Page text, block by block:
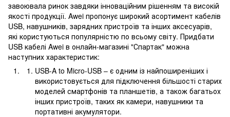
завоювала ринок завдяки інноваційним рішенням та високій
якості продукції. Awei пропонує широкий асортимент кабелів
USB, навушників, зарядних пристроїв та інших аксесуарів,
які користуються популярністю по всьому світу. Придбати
USB кабелі Awei в онлайн-магазині "Спартак" можна
наступних характеристик:
USB-A to Micro-USB – є одним із найпоширеніших і
використовується для підключення більшості старих
моделей смартфонів та планшетів, а також багатьох
інших пристроїв, таких як камери, навушники та
портативні акумулятори.